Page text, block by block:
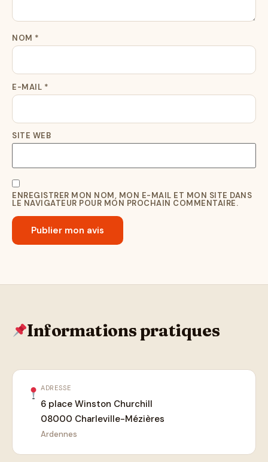
NOM *
E-MAIL *
SITE WEB
ENREGISTRER MON NOM, MON E-MAIL ET MON SITE DANS
LE NAVIGATEUR POUR MON PROCHAIN COMMENTAIRE.
Informations pratiques
ADRESSE
6 place Winston Churchill
08000 Charleville-Mézières
Ardennes